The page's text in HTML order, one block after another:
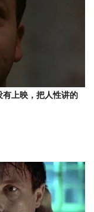
有上映，把人性讲的